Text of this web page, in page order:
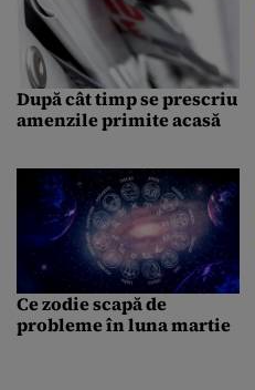
După cât timp se prescriu
amenzile primite acasă
Ce zodie scapă de
probleme în luna martie